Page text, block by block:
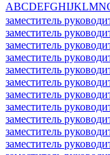
ABCDEFGHIJKLMN
заместитель
заместитель
заместитель
заместитель
заместитель
заместитель
заместитель
заместитель
заместитель
заместитель
заместитель